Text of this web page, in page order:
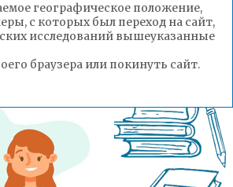
географическое положение,
с которых был переход на сайт,
исследований вышеуказанные
браузера или покинуть сайт.